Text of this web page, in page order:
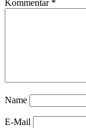
Kommentar *
Name
E-Mail